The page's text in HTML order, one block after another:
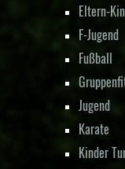
Eltern-
F-Jugend
Fußball
Jugend
Karate
Kinder